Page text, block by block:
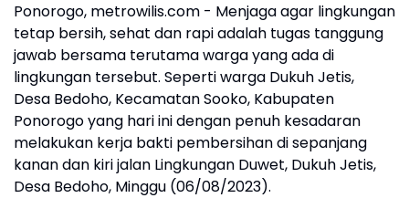
Ponorogo, metrowilis.com - Menjaga agar lingkungan
tetap bersih, sehat dan rapi adalah tugas tanggung
jawab bersama terutama warga yang ada di
lingkungan tersebut. Seperti warga Dukuh Jetis,
Desa Bedoho, Kecamatan Sooko, Kabupaten
Ponorogo yang hari ini dengan penuh kesadaran
melakukan kerja bakti pembersihan di sepanjang
kanan dan kiri jalan Lingkungan Duwet, Dukuh Jetis,
Desa Bedoho, Minggu (06/08/2023).